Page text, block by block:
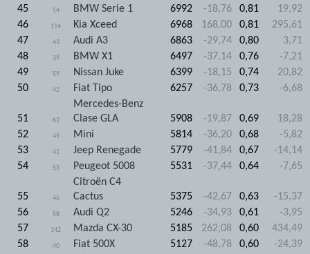
45
54 BMW Serie 1 6992 -18,76 0,81
19,92
46
114 Kia Xceed 6968 168,00 0,81
295,61
47
43 Audi A3 6863 -29,74 0,80
3,71
48
39 BMW X1 6497 -37,14 0,76
-7,21
49
59 Nissan Juke 6399 -18,15 0,74
20,82
50
42 Fiat Tipo 6257 -36,78 0,73 -6,68
51 62
Mercedes-Benz
Clase GLA
5908 -19,87 0,69
18,28
52
49 Mini 5814 -36,20 0,68
-5,82
53
41 Jeep Renegade 5779 -41,84 0,67
-14,14
54
53 Peugeot 5008 5531 -37,44 0,64 -7,65
55 46
Citroën C4
Cactus
5375 -42,67 0,63
-15,37
56
58 Audi Q2 5246 -34,93 0,61
-3,95
57
142 Mazda CX-30 5185 262,08 0,60
434,49
58
40 Fiat 500X 5127 -48,78 0,60 -24,39